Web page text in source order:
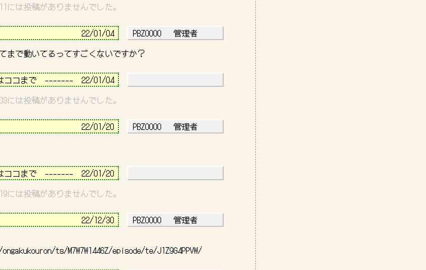
には投稿がありませんでした。
22/01/04
PBZ0000   管理者
ココまで　-------  22/01/04
には投稿がありませんでした。
22/01/20
PBZ0000   管理者
ココまで　-------  22/01/20
には投稿がありませんでした。
22/12/30
PBZ0000   管理者
ts/M7W7W1446Z/episode/te/J1Z9G4PPVW/